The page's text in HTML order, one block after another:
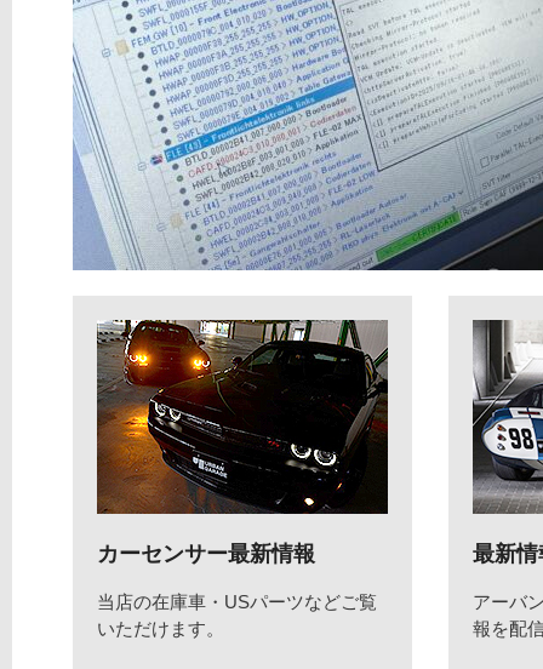
カーセンサー最新情報
当店の在庫車・USパーツなどご覧
いただけます。
最新情
アーバ
報を配